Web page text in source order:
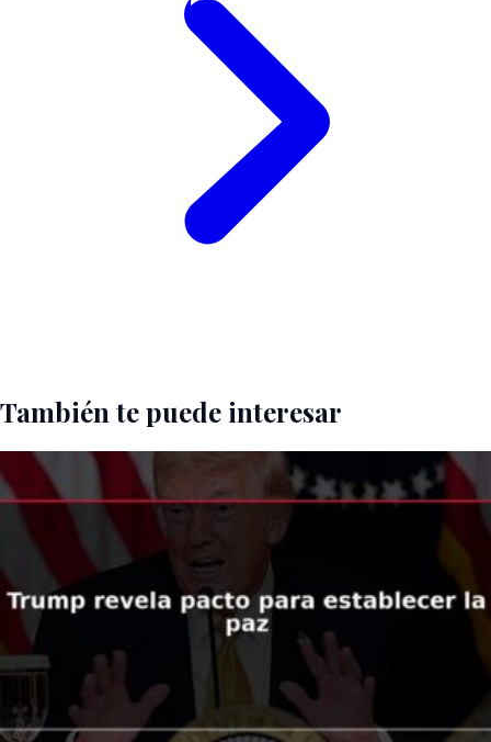
También te puede interesar